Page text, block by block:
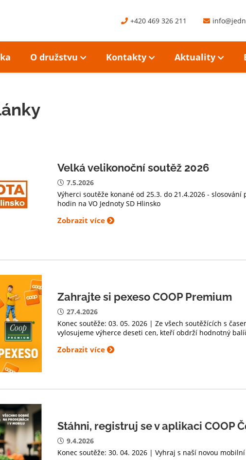
+420 469 326 211
O družstvu Kontakty Aktuality
Velká velikonoční soutěž 2026
7.5.2026
Výherci soutěže konané od 25.3. do 21.4.2026 - slosování
hodin na VO Jednoty SD Hlinsko
Zobrazit více
Zahrajte si pexeso COOP Premium
27.4.2026
Konec soutěže: 03. 05. 2026 | Ze všech soutěžících s
vylosujeme výherce deseti cen, kteří obdrží hodnotný
Zobrazit více
Stáhni, registruj se v aplikaci COOP
9.4.2026
Konec soutěže: 30. 04. 2026 | Vyhraj s naší novou